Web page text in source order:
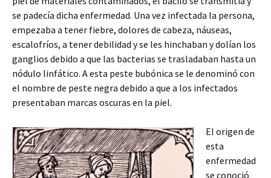
se padecía dicha enfermedad. Una vez infectada la persona,
empezaba a tener fiebre, dolores de cabeza, náuseas,
escalofríos, a tener debilidad y se les hinchaban y dolían los
ganglios debido a que las bacterias se trasladaban hasta un
nódulo linfático. A esta peste bubónica se le denominó con
el nombre de peste negra debido a que a los infectados
presentaban marcas oscuras en la piel.
El origen de
esta
enfermedad
se conoció